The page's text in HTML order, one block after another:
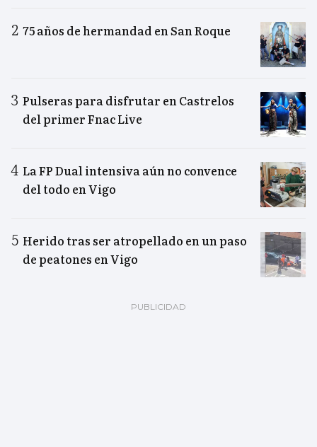
75 años de hermandad en San Roque
Pulseras para disfrutar en Castrelos
del primer Fnac Live
La FP Dual intensiva aún no convence
del todo en Vigo
Herido tras ser atropellado en un paso
de peatones en Vigo